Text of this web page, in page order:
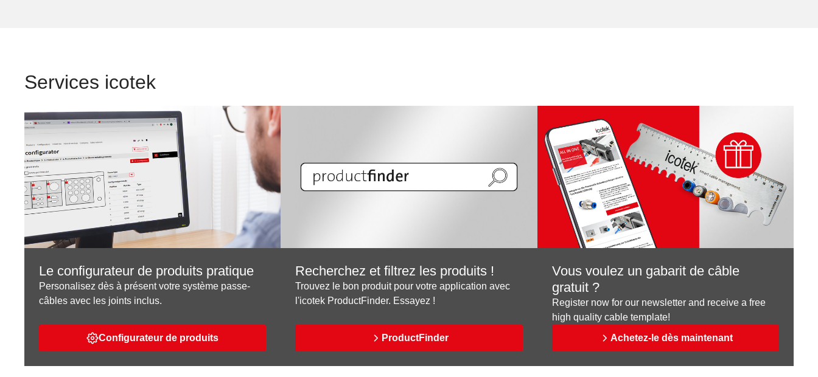
Services icotek
Le configurateur de produits pratique
Personalisez dès à présent votre système passe-
câbles avec les joints inclus.
Configurateur de produits
Recherchez et filtrez les produits !
Trouvez le bon produit pour votre application avec
l'icotek ProductFinder. Essayez !
ProductFinder
Vous voulez un gabarit de câble
gratuit ?
Register now for our newsletter and receive a free
high quality cable template!
Achetez-le dès maintenant